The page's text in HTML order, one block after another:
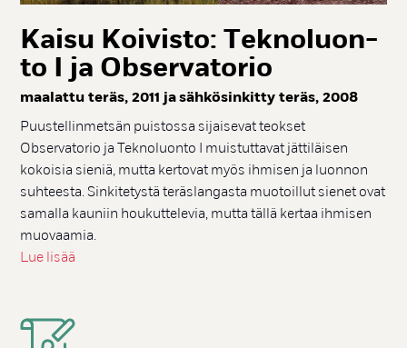
Kai­su Koi­vis­to: Tek­no­luon­
to I ja Ob­ser­va­to­rio
maa­lat­tu te­räs, 2011 ja säh­kö­sin­kit­ty te­räs, 2008
Puustellinmetsän puistossa sijaisevat teokset
Observatorio ja Teknoluonto I muistuttavat jättiläisen
kokoisia sieniä, mutta kertovat myös ihmisen ja luonnon
suhteesta. Sinkitetystä teräslangasta muotoillut sienet ovat
samalla kauniin houkuttelevia, mutta tällä kertaa ihmisen
muovaamia.
Lue lisää